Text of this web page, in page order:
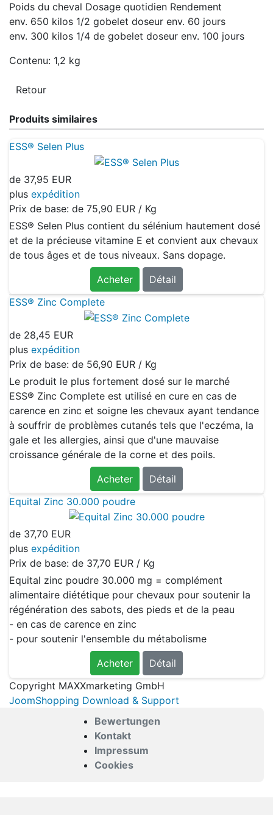
Poids du cheval Dosage quotidien Rendement
env. 650 kilos 1/2 gobelet doseur env. 60 jours
env. 300 kilos 1/4 de gobelet doseur env. 100 jours
Contenu: 1,2 kg
Produits similaires
ESS® Selen Plus
de 37,95 EUR
plus expédition
Prix de base: de 75,90 EUR / Kg
ESS® Selen Plus contient du sélénium hautement dosé
et de la précieuse vitamine E et convient aux chevaux
de tous âges et de tous niveaux. Sans dopage.
Acheter
Détail
ESS® Zinc Complete
de 28,45 EUR
plus expédition
Prix de base: de 56,90 EUR / Kg
Le produit le plus fortement dosé sur le marché
ESS® Zinc Complete est utilisé en cure en cas de
carence en zinc et soigne les chevaux ayant tendance
à souffrir de problèmes cutanés tels que l'eczéma, la
gale et les allergies, ainsi que d'une mauvaise
croissance générale de la corne et des poils.
Acheter
Détail
Equital Zinc 30.000 poudre
de 37,70 EUR
plus expédition
Prix de base: de 37,70 EUR / Kg
Equital zinc poudre 30.000 mg = complément
alimentaire diététique pour chevaux pour soutenir la
régénération des sabots, des pieds et de la peau
- en cas de carence en zinc
- pour soutenir l'ensemble du métabolisme
Acheter
Détail
Copyright MAXXmarketing GmbH
JoomShopping Download & Support
Bewertungen
Kontakt
Impressum
Cookies